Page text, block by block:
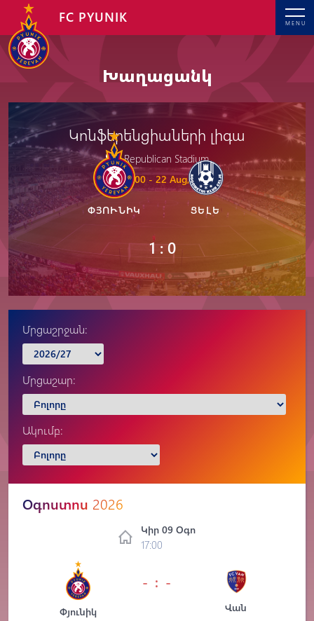
MENU
FC PYUNIK
Խաղացանկ
Կոնֆերենցիաների լիգա
Republican Stadium
20: 00 - 22 Aug, 2024
ՓՅՈՒՆԻԿ
1 : 0
ՑԵԼԵ
Մրցաշրջան:
Մրցաշար:
Ակումբ:
Օգոստոս 2026
Կիր 09 Օգո
17:00
Փյունիկ
- : -
Վան